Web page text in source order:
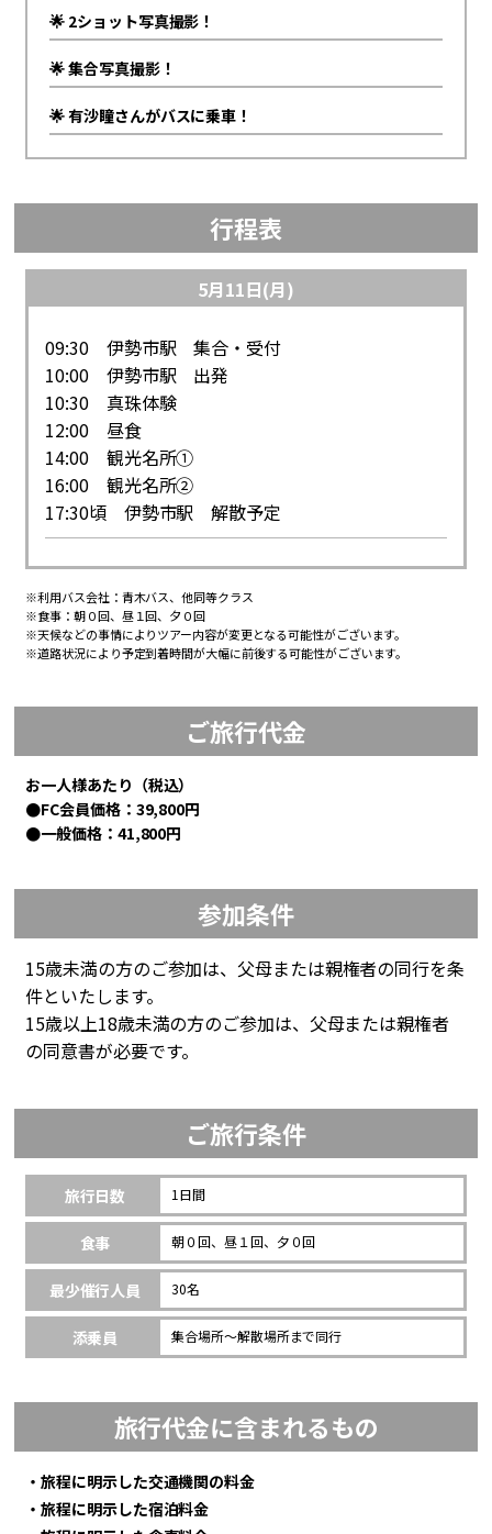
🌟 2ショット写真撮影！
🌟 集合写真撮影！
🌟 有沙瞳さんがバスに乗車！
行程表
5月11日(月)
09:30 伊勢市駅 集合・受付
10:00 伊勢市駅 出発
10:30 真珠体験
12:00 昼食
14:00 観光名所①
16:00 観光名所②
17:30頃 伊勢市駅 解散予定
※利用バス会社：青木バス、他同等クラス
※食事：朝０回、昼１回、夕０回
※天候などの事情によりツアー内容が変更となる可能性がございます。
※道路状況により予定到着時間が大幅に前後する可能性がございます。
ご旅行代金
お一人様あたり（税込）
●FC会員価格：39,800円
●一般価格：41,800円
参加条件
15歳未満の方のご参加は、父母または親権者の同行を条
件といたします。
15歳以上18歳未満の方のご参加は、父母または親権者
の同意書が必要です。
ご旅行条件
旅行日数 1日間
食事 朝０回、昼１回、夕０回
最少催行人員 30名
添乗員 集合場所～解散場所まで同行
旅行代金に含まれるもの
・旅程に明示した交通機関の料金
・旅程に明示した宿泊料金